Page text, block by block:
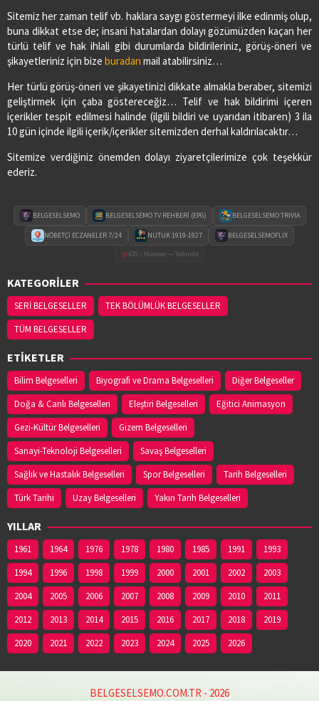
Sitemiz her zaman telif vb. haklara saygı göstermeyi ilke edinmiş olup,
buna dikkat etse de; insani hatalardan dolayı gözümüzden kaçan her
türlü telif ve hak ihlali gibi durumlarda bildirileriniz, görüş-öneri ve
şikayetleriniz için bize buradan mail atabilirsiniz…
Her türlü görüş-öneri ve şikayetinizi dikkate almakla beraber, sitemizi
geliştirmek için çaba göstereceğiz… Telif ve hak bildirimi içeren
içerikler tespit edilmesi halinde (ilgili bildiri ve uyarıdan itibaren) 3 ila
10 gün içinde ilgili içerik/içerikler sitemizden derhal kaldırılacaktır…
Sitemize verdiğiniz önemden dolayı ziyaretçilerimize çok teşekkür
ederiz.
BELGESELSEMO BELGESELSEMO TV REHBERİ (EPG) BELGESELSEMO TRIVIA
NÖBETÇİ ECZANELER 7/24 NUTUK 1919-1927
BELGESELSEMOFLIX
iOS / Huawei — Yakında
KATEGORİLER
SERİ BELGESELLER
TEK BÖLÜMLÜK BELGESELLER
TÜM BELGESELLER
ETİKETLER
Bilim Belgeselleri Biyografi ve Drama Belgeselleri
Diğer Belgeseller
Doğa & Canlı Belgeselleri
Eleştiri Belgeselleri
Eğitici Animasyon
Gezi-Kültür Belgeselleri
Gizem Belgeselleri
Sanayi-Teknoloji Belgeselleri
Savaş Belgeselleri
Sağlık ve Hastalık Belgeselleri
Spor Belgeselleri
Tarih Belgeselleri
Türk Tarihi
Uzay Belgeselleri Yakın Tarih Belgeselleri
YILLAR
1961 1964 1976 1978 1980 1985 1991
1993
1994
1996 1998 1999 2000 2001 2002
2003
2004
2005 2006 2007 2008 2009 2010
2011
2012
2013 2014 2015 2016 2017 2018
2019
2020
2021 2022 2023 2024 2025 2026
BELGESELSEMO.COM.TR - 2026